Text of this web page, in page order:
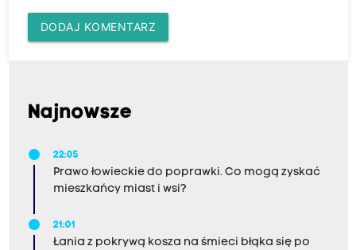
ó
c
DODAJ KOMENTARZ
Najnowsze
22:05
Prawo łowieckie do poprawki. Co mogą zyskać
mieszkańcy miast i wsi?
21:01
Łania z pokrywą kosza na śmieci błąka się po